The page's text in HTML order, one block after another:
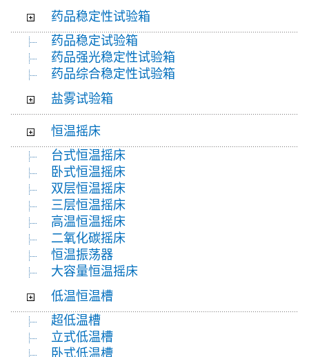
药品稳定性试验箱
药品稳定试验箱
药品强光稳定性试验箱
药品综合稳定性试验箱
盐雾试验箱
恒温摇床
台式恒温摇床
卧式恒温摇床
双层恒温摇床
三层恒温摇床
高温恒温摇床
二氧化碳摇床
恒温振荡器
大容量恒温摇床
低温恒温槽
超低温槽
立式低温槽
卧式低温槽